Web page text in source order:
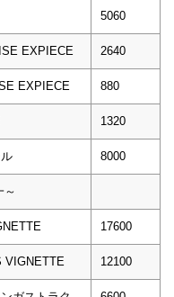
5060
EXPIECE 2640
EXPIECE 880
1320
8000
～
17600
VIGNETTE 12100